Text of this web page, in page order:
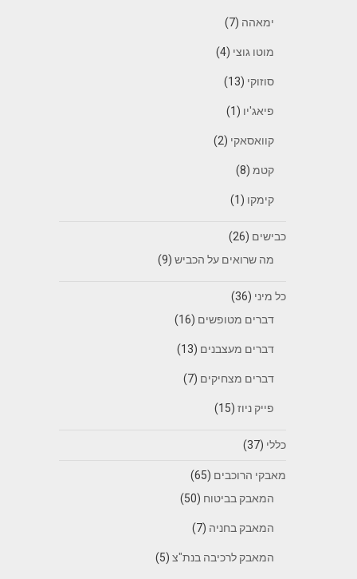
ימאהה (7)
מוטו גוצי (4)
סוזוקי (13)
פיאג'יו (1)
קוואסאקי (2)
קטמ(8)
קימקו (1)
כבישים (26)
מה שרואים על הכביש(9)
כל מיני (36)
דברים מטופשים (16)
דברים מעצבנים (13)
דברים מצחיקים (7)
פייק ניוז(15)
כללי (37)
מאבקי הרוכבים (65)
המאבק בביטוח (50)
המאבק בחניה (7)
המאבק לרכיבה בנת"צ(5)